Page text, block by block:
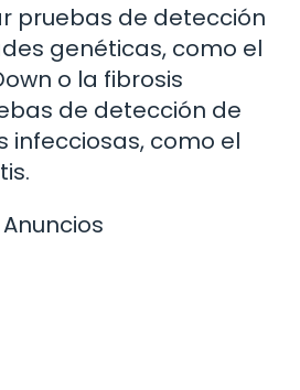
pruebas de detección
genéticas, como el
o la fibrosis
de detección de
infecciosas, como el
Anuncios